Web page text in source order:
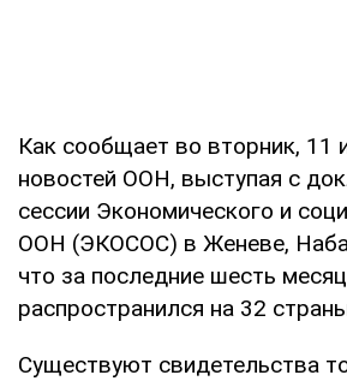
Как сообщает во вторник, 11
новостей ООН, выступая с
сессии Экономического и
ООН (ЭКОСОС) в Женеве,
что за последние шесть
распространился на 32
Существуют свидетельства